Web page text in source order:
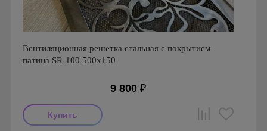
Вентиляционная решетка стальная с покрытием
патина SR-100 500х150
9 800 ₽